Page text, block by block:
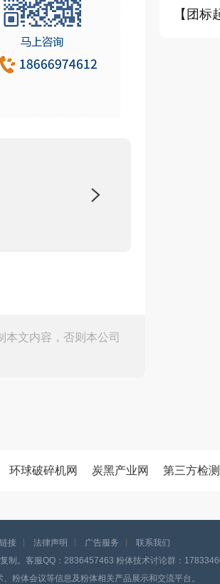
文内容，否则本公司
环球破碎机网 炭黑产业网 第三方检测
接 法律声明 广告服务
联系我们
制。客服QQ：2836457463 粉体技术讨论群：
粉体会议等信息及粉体相关产品展示和交流平台。